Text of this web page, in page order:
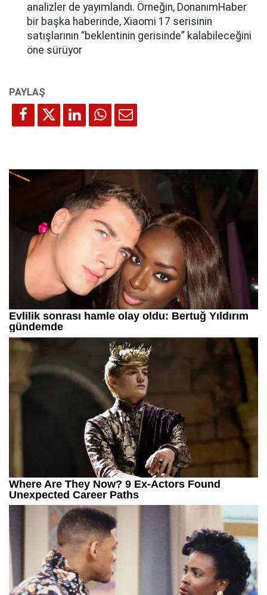
analizler de yayımlandı. Örneğin, DonanımHaber
bir başka haberinde, Xiaomi 17 serisinin
satışlarının “beklentinin gerisinde” kalabileceğini
öne sürüyor